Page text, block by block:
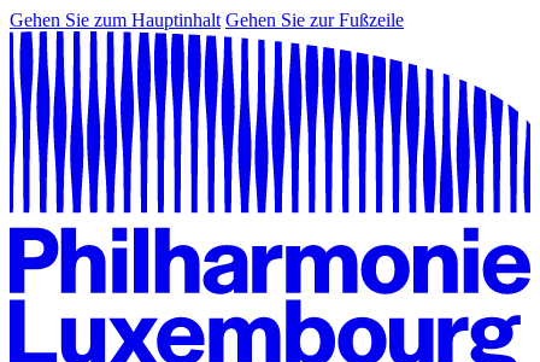
Gehen Sie zum Hauptinhalt Gehen Sie zur Fußzeile